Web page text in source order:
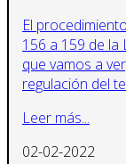
El
156 a 159 de la
que vamos a
regulación del
Leer más...
02-02-2022